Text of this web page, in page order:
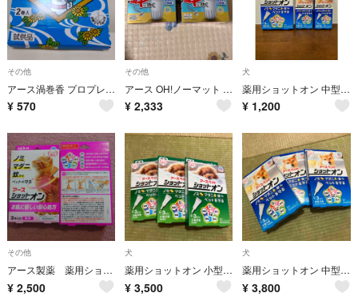
その他
アース渦巻香 プロプレミアム 2巻入 試供品
¥ 570
その他
アース OH!ノーマット 270日用セット✖️2個
¥ 2,333
犬
薬用ショットオン 中型犬用3本入り
¥ 1,200
その他
アース製薬 薬用ショットオン 猫用3本入り2箱
¥ 2,500
犬
薬用ショットオン 小型犬用3本入り×3箱
¥ 3,500
犬
薬用ショットオン 中型犬用3本入り×3
¥ 3,800